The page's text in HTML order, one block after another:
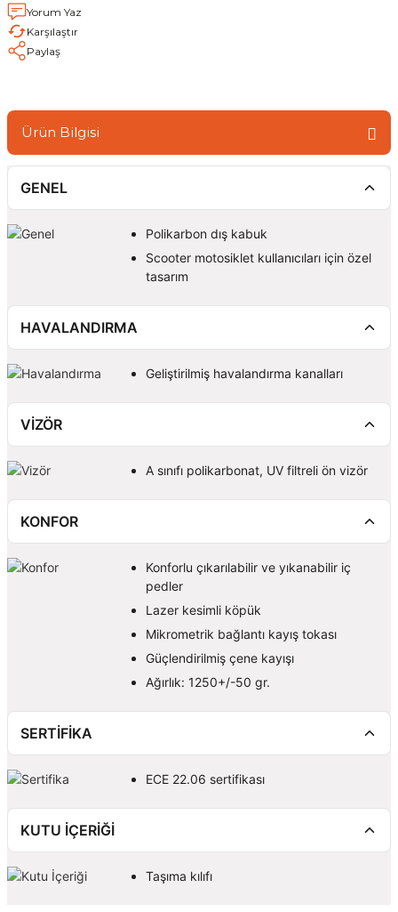
Yorum Yaz
Karşılaştır
Paylaş
Ürün Bilgisi
GENEL
Polikarbon dış kabuk
Scooter motosiklet kullanıcıları için özel
tasarım
HAVALANDIRMA
Geliştirilmiş havalandırma kanalları
VİZÖR
A sınıfı polikarbonat, UV filtreli ön vizör
KONFOR
Konforlu çıkarılabilir ve yıkanabilir iç
pedler
Lazer kesimli köpük
Mikrometrik bağlantı kayış tokası
Güçlendirilmiş çene kayışı
Ağırlık: 1250+/-50 gr.
SERTİFİKA
ECE 22.06 sertifikası
KUTU İÇERİĞİ
Taşıma kılıfı